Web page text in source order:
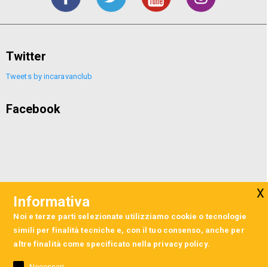
Twitter
Tweets by incaravanclub
Facebook
Informativa
Noi e terze parti selezionate utilizziamo cookie o tecnologie
simili per finalità tecniche e, con il tuo consenso, anche per
altre finalità come specificato nella privacy policy.